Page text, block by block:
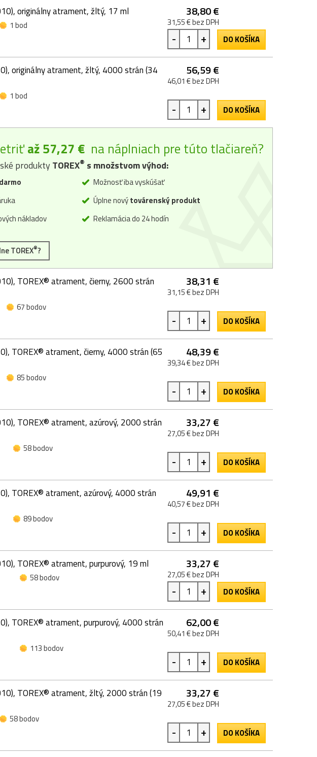
originálny atrament, žltý, 17 ml
1 bod
38,80 €
31,55 € bez DPH
- + DO KOŠÍKA
originálny atrament, žltý, 4000 strán (34
1 bod
56,59 €
46,01 € bez DPH
- + DO KOŠÍKA
až 57,27 € na náplniach pre túto tlačiareň?
produktyTOREX® s množstvom výhod:
nákladov
Možnosť iba vyskúšať
Úplne novýtovárenský produkt
Reklamácia do 24 hodín
TOREX®?
TOREX® atrament, čierny, 2600 strán
67 bodov
38,31 €
31,15 € bez DPH
- + DO KOŠÍKA
TOREX® atrament, čierny, 4000 strán (65
85 bodov
48,39 €
39,34 € bez DPH
- + DO KOŠÍKA
TOREX® atrament, azúrový, 2000 strán
58 bodov
33,27 €
27,05 € bez DPH
- + DO KOŠÍKA
TOREX® atrament, azúrový, 4000 strán
89 bodov
49,91 €
40,57 € bez DPH
- + DO KOŠÍKA
TOREX® atrament, purpurový, 19 ml
58 bodov
33,27 €
27,05 € bez DPH
- + DO KOŠÍKA
TOREX® atrament, purpurový, 4000 strán
113 bodov
62,00 €
50,41 € bez DPH
- + DO KOŠÍKA
TOREX® atrament, žltý, 2000 strán (19
58 bodov
33,27 €
27,05 € bez DPH
- + DO KOŠÍKA